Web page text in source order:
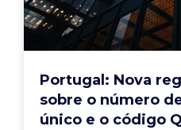
Portugal: Nova
sobre o número
único e o código